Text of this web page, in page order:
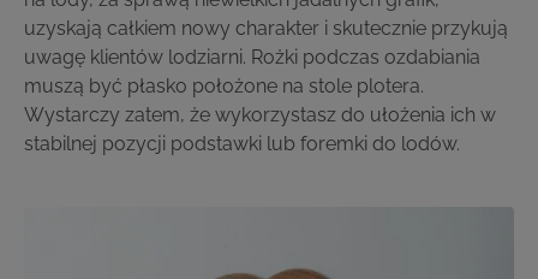
uzyskają całkiem nowy charakter i skutecznie przykują
uwagę klientów lodziarni. Rożki podczas ozdabiania
muszą być płasko położone na stole plotera.
Wystarczy zatem, że wykorzystasz do ułożenia ich w
stabilnej pozycji podstawki lub foremki do lodów.